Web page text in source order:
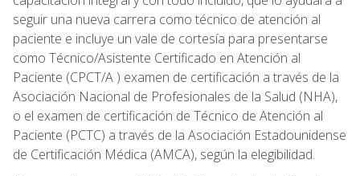
seguir una nueva carrera como técnico de atención al
paciente e incluye un vale de cortesía para presentarse
como Técnico/Asistente Certificado en Atención al
Paciente (CPCT/A ) examen de certificación a través de la
Asociación Nacional de Profesionales de la Salud (NHA),
o el examen de certificación de Técnico de Atención al
Paciente (PCTC) a través de la Asociación Estadounidense
de Certificación Médica (AMCA), según la elegibilidad.